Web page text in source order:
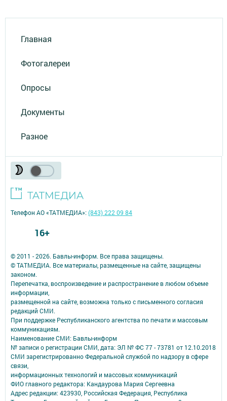
Главная
Фотогалереи
Опросы
Документы
Разное
© 2011 - 2026. Бавлы-информ. Все права защищены.
© ТАТМЕДИА. Все материалы, размещенные на сайте, защищены
законом.
Перепечатка, воспроизведение и распространение в любом объеме
информации,
размещенной на сайте, возможна только с письменного согласия
редакций СМИ.
При поддержке Республиканского агентства по печати и массовым
коммуникациям.
Наименование СМИ: Бавлы-информ
№ записи о регистрации СМИ, дата: ЭЛ № ФС 77 - 73781 от 12.10.2018
СМИ зарегистрированно Федеральной службой по надзору в сфере
связи,
информационных технологий и массовых коммуникаций
ФИО главного редактора: Кандаурова Мария Сергеевна
Адрес редакции: 423930, Российская Федерация, Республика
Телефон АО «ТАТМЕДИА»:(843) 222 09 84
16+